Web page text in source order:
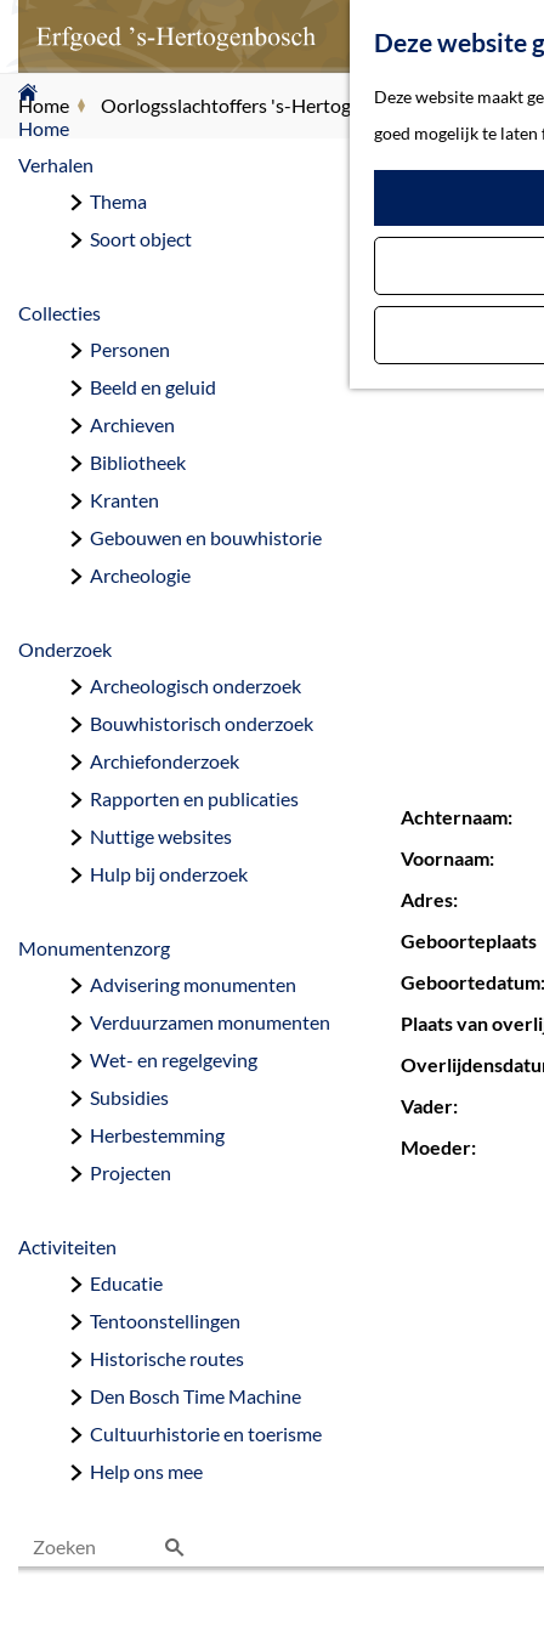
Deze website
Deze website maakt
goed mogelijk te laten
G
a
n
d
Home
Verhalen
Thema
Soort object
Collecties
Personen
Beeld en geluid
Archieven
Bibliotheek
Kranten
Gebouwen en bouwhistorie
Archeologie
Onderzoek
Archeologisch onderzoek
Bouwhistorisch onderzoek
Archiefonderzoek
Rapporten en publicaties
Nuttige websites
Hulp bij onderzoek
Monumentenzorg
Advisering monumenten
Verduurzamen monumenten
Wet- en regelgeving
Subsidies
Herbestemming
Projecten
Activiteiten
Educatie
Tentoonstellingen
Historische routes
Den Bosch Time Machine
Cultuurhistorie en toerisme
Help ons mee
Home Oorlogsslachtoffers 's-Hertogenbosch Leeuwen,
Achternaam:
Voornaam:
Adres:
Geboorteplaats
Geboortedatum:
Plaats van
Vader:
Moeder: